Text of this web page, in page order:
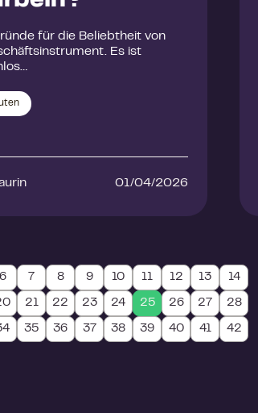
für die Beliebtheit von
Es ist
01/04/2026
6 7 8 9 10 11 12 13 14
21 22 23 24 25 26 27 28
35 36 37 38 39 40 41 42